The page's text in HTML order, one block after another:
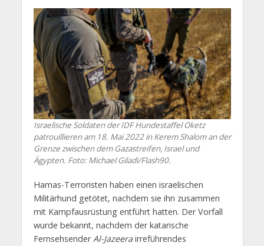
Israelische Soldaten der IDF Hundestaffel Oketz
patrouillieren am 18. Mai 2022 in Kerem Shalom an der
Grenze zwischen dem Gazastreifen, Israel und
Ägypten. Foto: Michael Giladi/Flash90.
Hamas-Terroristen haben einen israelischen
Militärhund getötet, nachdem sie ihn zusammen
mit Kampfausrüstung entführt hatten. Der Vorfall
wurde bekannt, nachdem der katarische
FernsehsenderAl-Jazeerairreführendes